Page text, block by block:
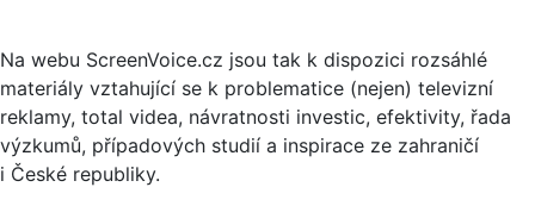
Na webu ScreenVoice.cz jsou tak k dispozici rozsáhlé
materiály vztahující se k problematice (nejen) televizní
reklamy, total videa, návratnosti investic, efektivity, řada
výzkumů, případových studií a inspirace ze zahraničí
i České republiky.